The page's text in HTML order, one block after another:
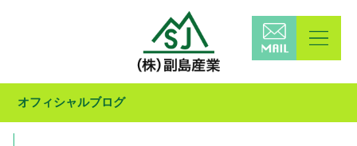
オフィシャルブログ